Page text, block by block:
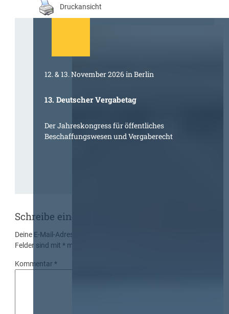
Druckansicht
12. & 13. November 2026 in Berlin
13. Deutscher Vergabetag
Der Jahreskongress für öffentliches
Beschaffungswesen und Vergaberecht
Schreibe einen Kommentar
Deine E-Mail-Adresse wird nicht veröffentlicht.
Felder sind mit* markiert
Kommentar*